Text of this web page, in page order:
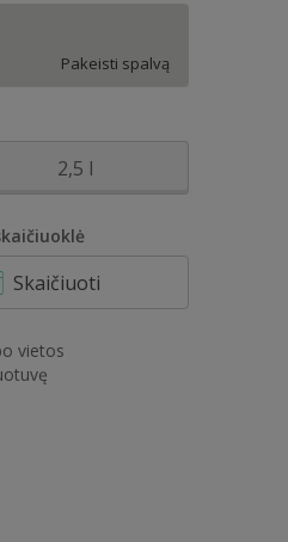
Pakeisti spalvą
2,5 l
Skaičiuoti
vietos